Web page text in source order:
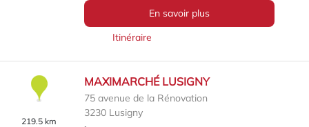
En savoir plus
Itinéraire
219.5 km
MAXIMARCHÉ LUSIGNY
75 avenue de la Rénovation
3230 Lusigny